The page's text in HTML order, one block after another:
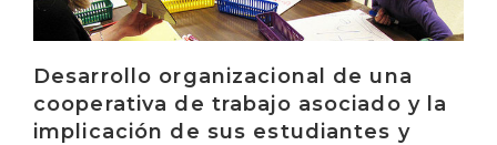
Desarrollo organizacional de una
cooperativa de trabajo asociado y la
implicación de sus estudiantes y